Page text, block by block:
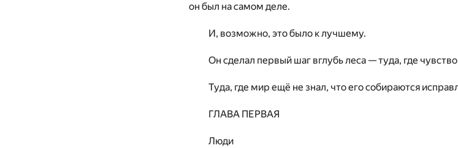
он был на самом деле.
И, возможно, это было к лучшему.
Он сделал первый шаг вглубь леса — туда, где
Туда, где мир ещё не знал, что его собираются
ГЛАВА ПЕРВАЯ
Люди